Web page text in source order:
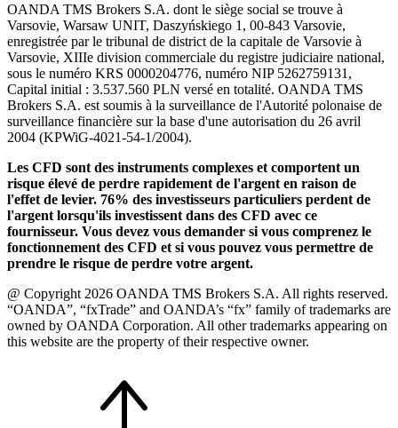
OANDA TMS Brokers S.A. dont le siège social se trouve à
Varsovie, Warsaw UNIT, Daszyńskiego 1, 00-843 Varsovie,
enregistrée par le tribunal de district de la capitale de Varsovie à
Varsovie, XIIIe division commerciale du registre judiciaire national,
sous le numéro KRS 0000204776, numéro NIP 5262759131,
Capital initial : 3.537.560 PLN versé en totalité. OANDA TMS
Brokers S.A. est soumis à la surveillance de l'Autorité polonaise de
surveillance financière sur la base d'une autorisation du 26 avril
2004 (KPWiG-4021-54-1/2004).
Les CFD sont des instruments complexes et comportent un
risque élevé de perdre rapidement de l'argent en raison de
l'effet de levier. 76% des investisseurs particuliers perdent de
l'argent lorsqu'ils investissent dans des CFD avec ce
fournisseur. Vous devez vous demander si vous comprenez le
fonctionnement des CFD et si vous pouvez vous permettre de
prendre le risque de perdre votre argent.
@ Copyright 2026 OANDA TMS Brokers S.A. All rights reserved.
“OANDA”, “fxTrade” and OANDA’s “fx” family of trademarks are
owned by OANDA Corporation. All other trademarks appearing on
this website are the property of their respective owner.